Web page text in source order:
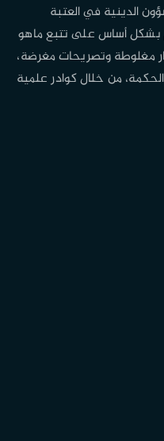
الدينية في العتبة
بشكل أساس على تتبع ماهو
مغلوطة وتصريحات مغرضة،
من خلال كوادر علمية